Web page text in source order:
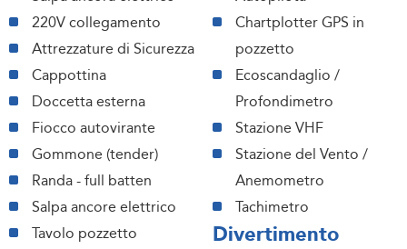
220V collegamento
Attrezzature di Sicurezza
Cappottina
Doccetta esterna
Fiocco autovirante
Gommone (tender)
Randa - full batten
Salpa ancore elettrico
Tavolo pozzetto
Chartplotter GPS in
pozzetto
Ecoscandaglio /
Profondimetro
Stazione VHF
Stazione del Vento /
Anemometro
Tachimetro
Divertimento